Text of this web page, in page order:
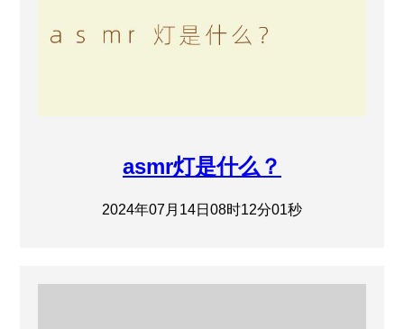
asmr灯是什么？
2024年07月14日08时12分01秒